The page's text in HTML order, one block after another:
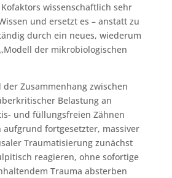
wissenschaftlich sehr
und ersetzt es – anstatt zu
durch ein neues, wiederum
der mikrobiologischen
Zusammenhang zwischen
Belastung an
und füllungsfreien Zähnen
fortgesetzter, massiver
Traumatisierung zunächst
reagieren, ohne sofortige
Trauma absterben